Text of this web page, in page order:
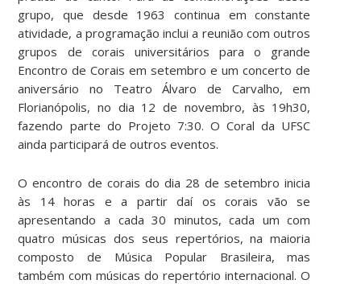
grupo, que desde 1963 continua em constante
atividade, a programação inclui a reunião com outros
grupos de corais universitários para o grande
Encontro de Corais em setembro e um concerto de
aniversário no Teatro Álvaro de Carvalho, em
Florianópolis, no dia 12 de novembro, às 19h30,
fazendo parte do Projeto 7:30. O Coral da UFSC
ainda participará de outros eventos.
O encontro de corais do dia 28 de setembro inicia
às 14 horas e a partir daí os corais vão se
apresentando a cada 30 minutos, cada um com
quatro músicas dos seus repertórios, na maioria
composto de Música Popular Brasileira, mas
também com músicas do repertório internacional. O